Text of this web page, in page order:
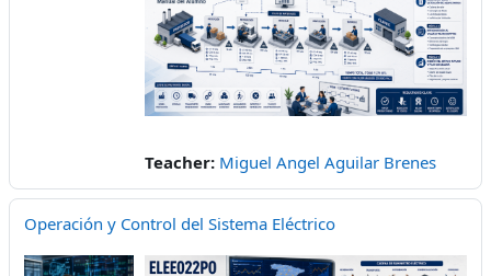
Teacher: Miguel Angel Aguilar Brenes
Operación y Control del Sistema Eléctrico